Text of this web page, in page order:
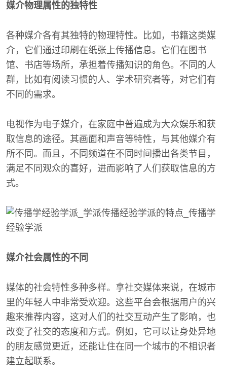
媒介物理属性的独特性
各种媒介各有其独特的物理特性。比如，书籍这类媒
介，它们通过印刷在纸张上传播信息。它们在图书
馆、书店等场所，承担着传播知识的角色。不同的人
群，比如有阅读习惯的人、学术研究者等，对它们有
不同的需求。
电视作为电子媒介，在家庭中普遍成为大众娱乐和获
取信息的途径。其画面和声音等特性，与其他媒介有
所不同。而且，不同频道在不同时间播出各类节目，
满足不同观众的喜好，进而影响了人们获取信息的方
式。
媒介社会属性的不同
媒体的社会特性多种多样。拿社交媒体来说，在城市
里的年轻人中非常受欢迎。这些平台会根据用户的兴
趣来推荐内容，这对人们的社交互动产生了影响，也
改变了社交的态度和方式。例如，它可以让身处异地
的朋友感觉更近，还能让住在同一个城市的不相识者
建立起联系。